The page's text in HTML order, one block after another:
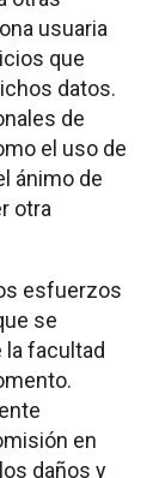
usuaria
que
datos.
de
el uso de
ánimo de
otra
esfuerzos
se
la facultad
en
daños y